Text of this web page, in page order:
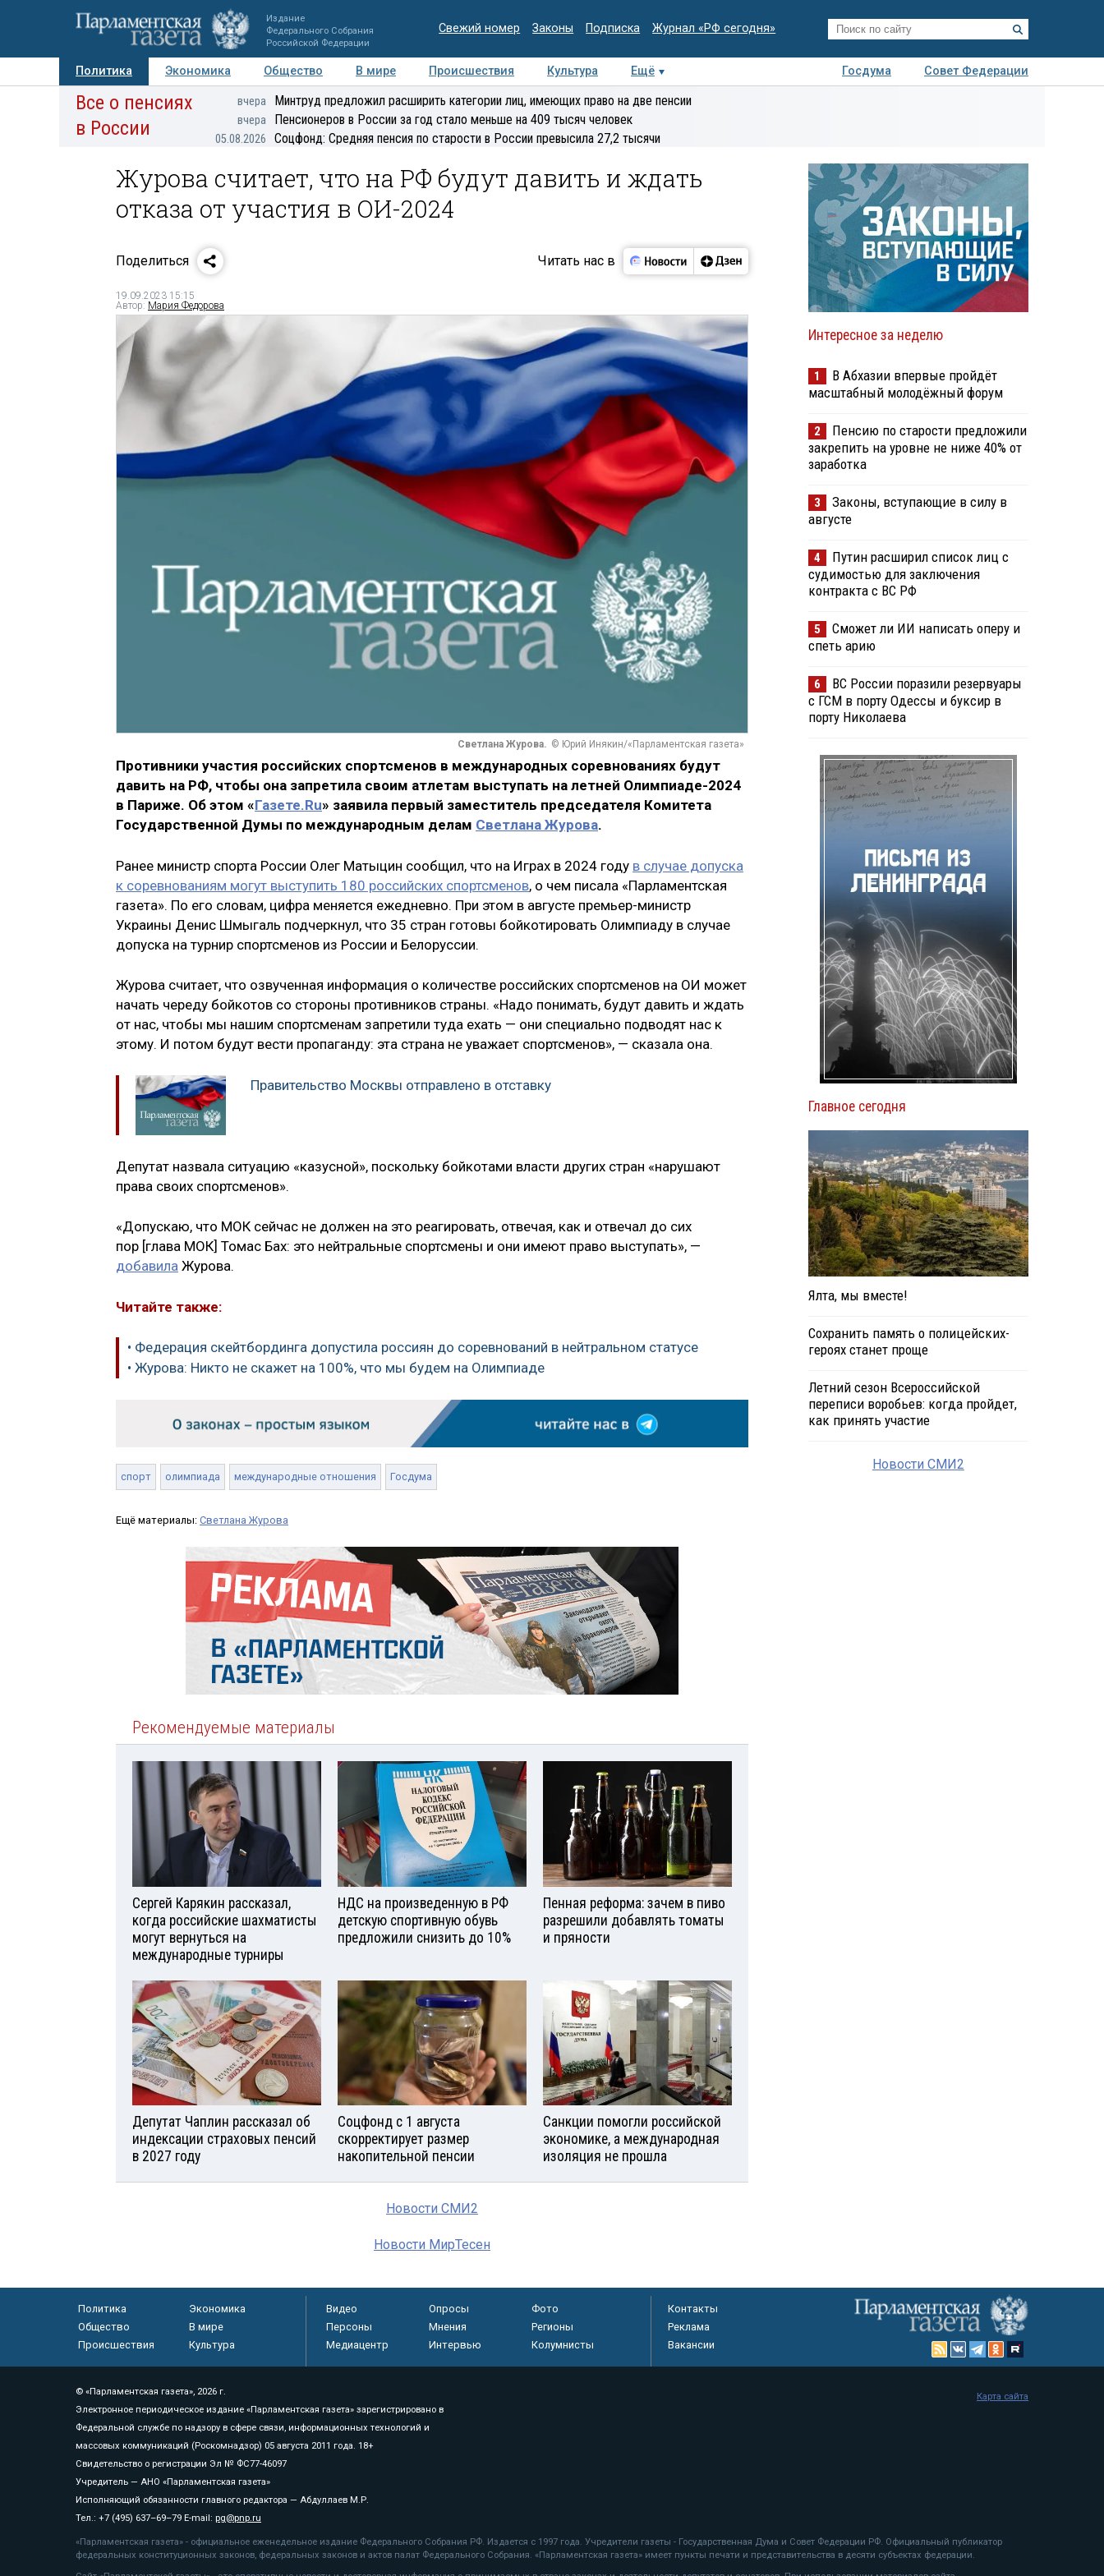
Издание
Федерального Собрания
Российской Федерации
Свежий номер Законы Подписка Журнал «РФ сегодня»
Политика Экономика Общество В мире Происшествия Культура Ещё Госдума
Совет Федерации
Авторы Персоны Мнения Регионы Медиацентр Интервью Колумнисты
Деловая
Все о пенсиях
в России
вчера Минтруд предложил расширить категории лиц, имеющих право на две пенсии
вчера Пенсионеров в России за год стало меньше на 409 тысяч человек
05.08.2026 Соцфонд: Средняя пенсия по старости в России превысила 27,2 тысячи
Журова считает, что на РФ будут давить и ждать
отказа от участия в ОИ-2024
Поделиться Читать нас в
19.09.2023 15:15
Автор: Мария Федорова
Светлана Журова. © Юрий Инякин/«Парламентская газета»
Противники участия российских спортсменов в международных соревнованиях будут
давить на РФ, чтобы она запретила своим атлетам выступать на летней Олимпиаде-2024
в Париже. Об этом «Газете.Ru» заявила первый заместитель председателя Комитета
Государственной Думы по международным делам Светлана Журова.
Ранее министр спорта России Олег Матыцин сообщил, что на Играх в 2024 году в случае допуска
к соревнованиям могут выступить 180 российских спортсменов, о чем писала «Парламентская
газета». По его словам, цифра меняется ежедневно. При этом в августе премьер-министр
Украины Денис Шмыгаль подчеркнул, что 35 стран готовы бойкотировать Олимпиаду в случае
допуска на турнир спортсменов из России и Белоруссии.
Журова считает, что озвученная информация о количестве российских спортсменов на ОИ может
начать череду бойкотов со стороны противников страны. «Надо понимать, будут давить и ждать
от нас, чтобы мы нашим спортсменам запретили туда ехать — они специально подводят нас к
этому. И потом будут вести пропаганду: эта страна не уважает спортсменов», — сказала она.
Правительство Москвы отправлено в отставку
Депутат назвала ситуацию «казусной», поскольку бойкотами власти других стран «нарушают
права своих спортсменов».
«Допускаю, что МОК сейчас не должен на это реагировать, отвечая, как и отвечал до сих
пор [глава МОК] Томас Бах: это нейтральные спортсмены и они имеют право выступать», —
добавила Журова.
Читайте также:
• Федерация скейтбординга допустила россиян до соревнований в нейтральном статусе
• Журова: Никто не скажет на 100%, что мы будем на Олимпиаде
спорт олимпиада международные отношения Госдума
Ещё материалы: Светлана Журова
Рекомендуемые материалы
Сергей Карякин рассказал,
когда российские шахматисты
могут вернуться на
международные турниры
НДС на произведенную в РФ
детскую спортивную обувь
предложили снизить до 10%
Пенная реформа: зачем в пиво
разрешили добавлять томаты
и пряности
Депутат Чаплин рассказал об
индексации страховых пенсий
в 2027 году
Соцфонд с 1 августа
скорректирует размер
накопительной пенсии
Санкции помогли российской
экономике, а международная
изоляция не прошла
Новости СМИ2
Новости МирТесен
Интересное за неделю
1
В Абхазии впервые пройдёт
масштабный молодёжный форум
2
Пенсию по старости предложили
закрепить на уровне не ниже 40% от
заработка
3
Законы, вступающие в силу в
августе
4
Путин расширил список лиц с
судимостью для заключения
контракта с ВС РФ
5
Сможет ли ИИ написать оперу и
спеть арию
6
ВС России поразили резервуары
с ГСМ в порту Одессы и буксир в
порту Николаева
Главное сегодня
Ялта, мы вместе!
Сохранить память о полицейских-
героях станет проще
Летний сезон Всероссийской
переписи воробьев: когда пройдет,
как принять участие
Новости СМИ2
Политика
Экономика
Общество
В мире
Происшествия
Культура
Видео Опросы
Фото
Персоны
Мнения
Регионы
Медиацентр
Интервью Колумнисты
Контакты
Реклама
Вакансии
© «Парламентская газета», 2026 г.
Электронное периодическое издание «Парламентская газета» зарегистрировано в
Федеральной службе по надзору в сфере связи, информационных технологий и
массовых коммуникаций (Роскомнадзор) 05 августа 2011 года. 18+
Свидетельство о регистрации Эл № ФС77-46097
Учредитель — АНО «Парламентская газета»
Исполняющий обязанности главного редактора — Абдуллаев М.Р.
Тел.: +7 (495) 637–69–79 E-mail: pg@pnp.ru
«Парламентская газета» - официальное еженедельное издание Федерального Собрания РФ. Издается с 1997 года. Учредители газеты - Государственная Дума и Совет Федерации РФ. Официальный публикатор
федеральных конституционных законов, федеральных законов и актов палат Федерального Собрания. «Парламентская газета» имеет пункты печати и представительства в десяти субъектах федерации.
Карта сайта